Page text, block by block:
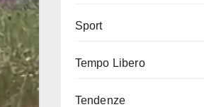
Sport
Tempo Libero
Tendenze